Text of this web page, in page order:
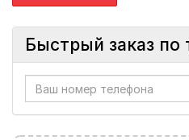
Быстрый заказ по